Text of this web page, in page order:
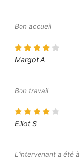
Bon accueil
Margot A
Bon travail
Elliot S
L’intervenant a été